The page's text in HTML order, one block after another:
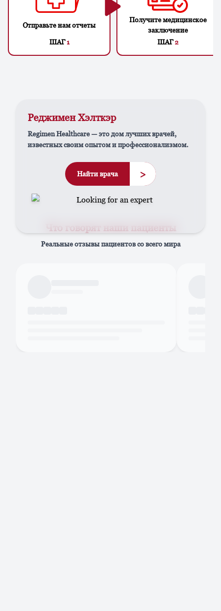
Отправьте нам отчеты
ШАГ1
Получите медицинское
заключение
ШАГ2
Реджимен Хэлткэр
Regimen Healthcare — это дом лучших врачей,
известных своим опытом и профессионализмом.
Найти врача >
Что говорят наши пациенты
Реальные отзывы пациентов со всего мира